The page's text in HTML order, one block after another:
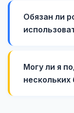
Обязан ли
Могу ли я
нескольких